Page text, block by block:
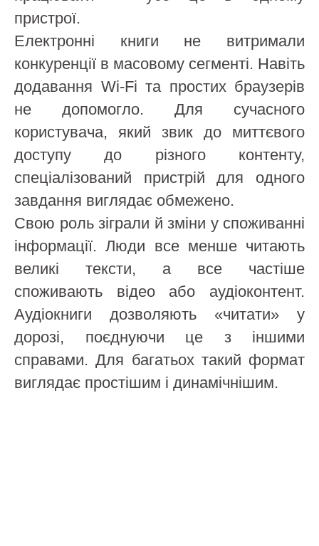
пристрої.
Електронні книги не витримали
конкуренції в масовому сегменті. Навіть
додавання Wi-Fi та простих браузерів
не допомогло. Для сучасного
користувача, який звик до миттєвого
доступу до різного контенту,
спеціалізований пристрій для одного
завдання виглядає обмежено.
Свою роль зіграли й зміни у споживанні
інформації. Люди все менше читають
великі тексти, а все частіше
споживають відео або аудіоконтент.
Аудіокниги дозволяють «читати» у
дорозі, поєднуючи це з іншими
справами. Для багатьох такий формат
виглядає простішим і динамічнішим.